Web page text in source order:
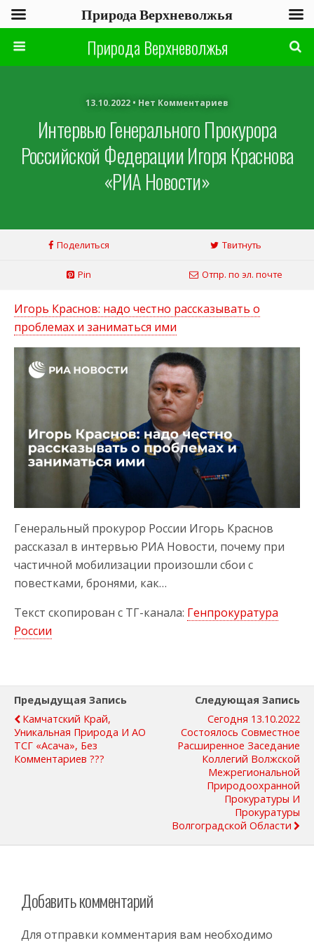
Природа Верхневолжья
13.10.2022 • Нет Комментариев
Интервью Генерального Прокурора
Российской Федерации Игоря Краснова
«РИА Новости»
Поделиться Твитнуть
Pin Отпр. по эл. почте
Игорь Краснов: надо честно рассказывать о
проблемах и заниматься ими
Генеральный прокурор России Игорь Краснов
рассказал в интервью РИА Новости, почему при
частичной мобилизации произошли сбои с
повестками, бронями, как…
Текст скопирован с ТГ-канала: Генпрокуратура
России
Предыдущая Запись
Камчатский Край,
Уникальная Природа И АО
ТСГ «Асача», Без
Комментариев ???
Следующая Запись
Сегодня 13.10.2022
Состоялось Совместное
Расширенное Заседание
Коллегий Волжской
Межрегиональной
Природоохранной
Прокуратуры И
Прокуратуры
Волгоградской Области
Добавить комментарий
Для отправки комментария вам необходимо
Природа Верхневолжья